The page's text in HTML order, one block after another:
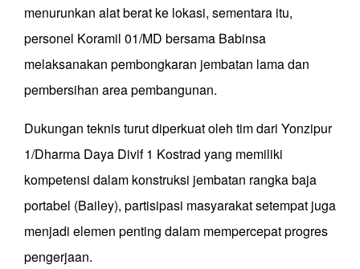
menurunkan alat berat ke lokasi, sementara itu,
personel Koramil 01/MD bersama Babinsa
melaksanakan pembongkaran jembatan lama dan
pembersihan area pembangunan.
Dukungan teknis turut diperkuat oleh tim dari Yonzipur
1/Dharma Daya Divif 1 Kostrad yang memiliki
kompetensi dalam konstruksi jembatan rangka baja
portabel (Bailey), partisipasi masyarakat setempat juga
menjadi elemen penting dalam mempercepat progres
pengerjaan.